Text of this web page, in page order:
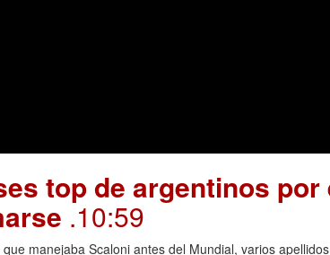
top de argentinos
.10:59
manejaba Scaloni antes del Mundial, varios